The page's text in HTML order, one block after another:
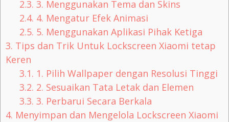
2.3. 3. Menggunakan Tema dan Skins
2.4. 4. Mengatur Efek Animasi
2.5. 5. Menggunakan Aplikasi Pihak Ketiga
3. Tips dan Trik Untuk Lockscreen Xiaomi tetap
Keren
3.1. 1. Pilih Wallpaper dengan Resolusi Tinggi
3.2. 2. Sesuaikan Tata Letak dan Elemen
3.3. 3. Perbarui Secara Berkala
4. Menyimpan dan Mengelola Lockscreen Xiaomi